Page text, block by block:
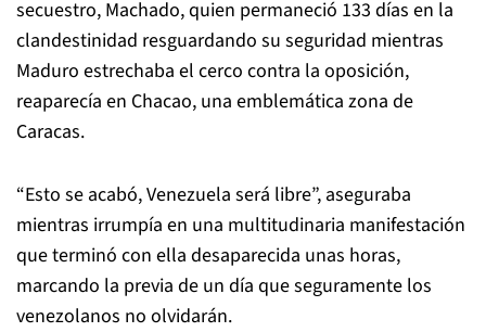
secuestro, Machado, quien permaneció 133 días en la
clandestinidad resguardando su seguridad mientras
Maduro estrechaba el cerco contra la oposición,
reaparecía en Chacao, una emblemática zona de
Caracas.
“Esto se acabó, Venezuela será libre”, aseguraba
mientras irrumpía en una multitudinaria manifestación
que terminó con ella desaparecida unas horas,
marcando la previa de un día que seguramente los
venezolanos no olvidarán.